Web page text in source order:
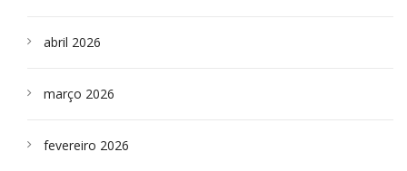
abril 2026
março 2026
fevereiro 2026